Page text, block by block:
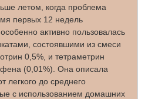
летом, когда проблема
первых 12 недель
активно пользовалась
состоявшими из смеси
0,5%, и тетраметрин
(0,01%). Она описала
легкого до среднего
с использованием домашних